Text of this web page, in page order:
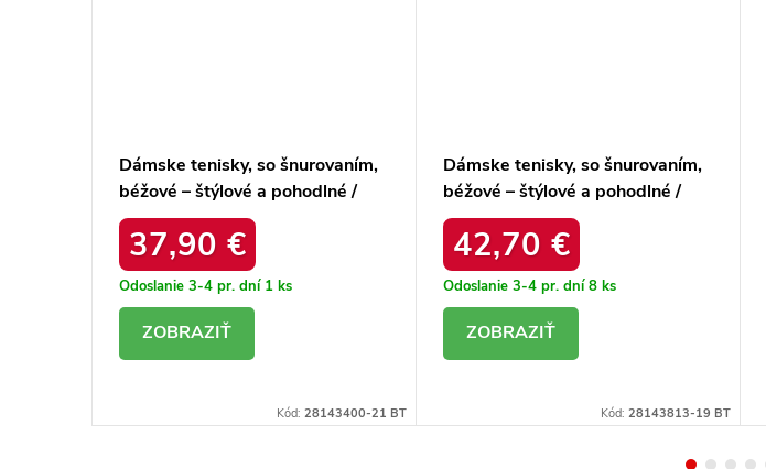
Dámske tenisky, so šnurovaním,
béžové – štýlové a pohodlné /
102425 BEŻOWY
37,90 €
Odoslanie 3-4 pr. dní 1 ks
Kód: 28143400-21 BT
Dámske tenisky, so šnurovaním,
béžové – štýlové a pohodlné /
uu274001
42,70 €
Odoslanie 3-4 pr. dní8 ks
Kód: 28143813-19 BT